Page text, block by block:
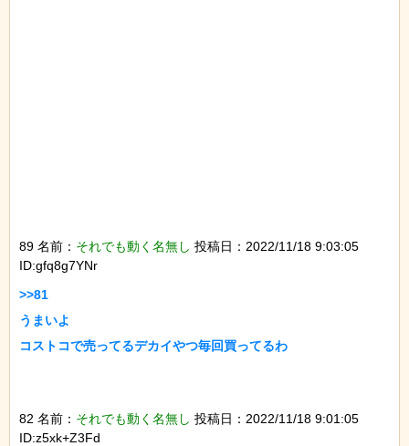
89 名前： それでも動く名無し 投稿日：2022/11/18 9:03:05
ID:gfq8g7YNr
>>81
うまいよ
コストコで売ってるデカイやつ毎回買ってるわ
82 名前： それでも動く名無し 投稿日：2022/11/18 9:01:05
ID:z5xk+Z3Fd